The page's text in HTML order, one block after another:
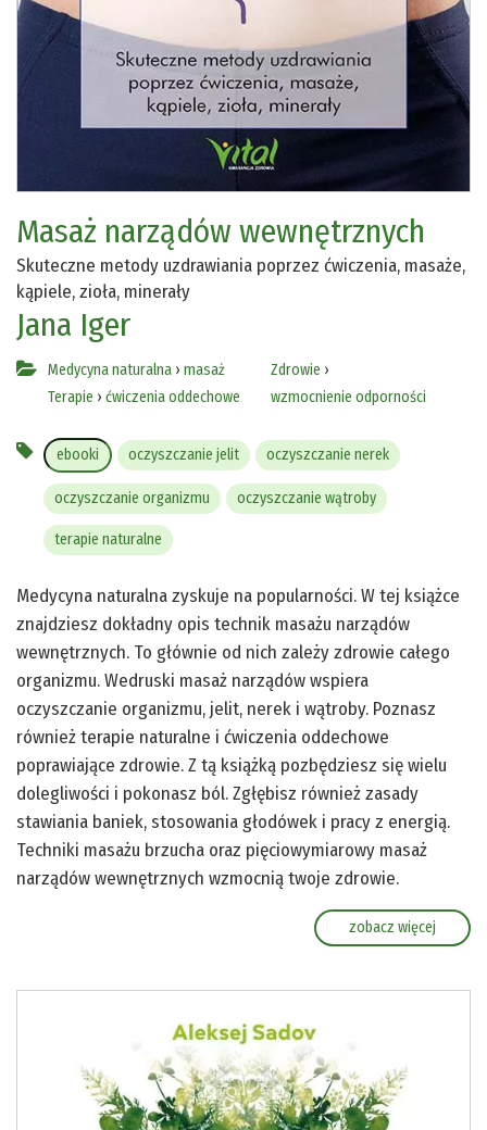
Masaż narządów wewnętrznych
Skuteczne metody uzdrawiania poprzez ćwiczenia, masaże,
kąpiele, zioła, minerały
Jana Iger
Medycyna naturalna › masaż
Terapie › ćwiczenia oddechowe
Zdrowie ›
wzmocnienie odporności
ebooki oczyszczanie jelit oczyszczanie nerek
oczyszczanie organizmu oczyszczanie wątroby
terapie naturalne
Medycyna naturalna zyskuje na popularności. W tej książce
znajdziesz dokładny opis technik masażu narządów
wewnętrznych. To głównie od nich zależy zdrowie całego
organizmu. Wedruski masaż narządów wspiera
oczyszczanie organizmu, jelit, nerek i wątroby. Poznasz
również terapie naturalne i ćwiczenia oddechowe
poprawiające zdrowie. Z tą książką pozbędziesz się wielu
dolegliwości i pokonasz ból. Zgłębisz również zasady
stawiania baniek, stosowania głodówek i pracy z energią.
Techniki masażu brzucha oraz pięciowymiarowy masaż
narządów wewnętrznych wzmocnią twoje zdrowie.
zobacz więcej